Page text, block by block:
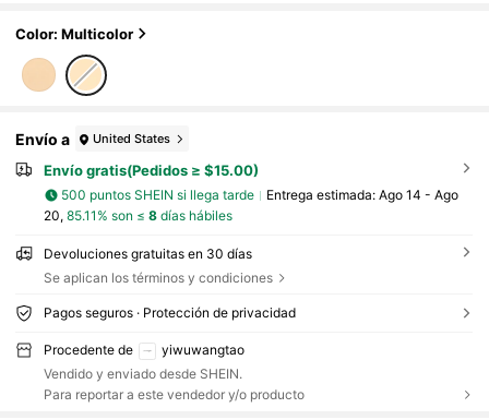
de Primeros Auxilios de Emergencia para Pacient
Color: Multicolor
Envío a United States
Envío gratis(Pedidos ≥ $15.00)
500 puntos SHEIN si llega tarde Entrega estimada: Ago 14 - Ago
20, 85.11% son ≤ 8días hábiles
Devoluciones gratuitas en 30 días
Se aplican los términos y condiciones
Pagos seguros · Protección de privacidad
Procedente de
yiwuwangtao
Vendido y enviado desde SHEIN.
Para reportar a este vendedor y/o producto